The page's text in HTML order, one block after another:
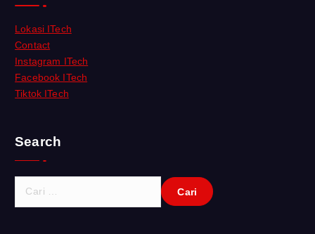
Lokasi ITech
Contact
Instagram ITech
Facebook ITech
Tiktok ITech
Search